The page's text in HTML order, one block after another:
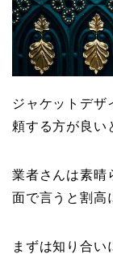
ジャケットデザ
頼する方が良い
業者さんは素晴
面で言うと割高
まずは知り合い